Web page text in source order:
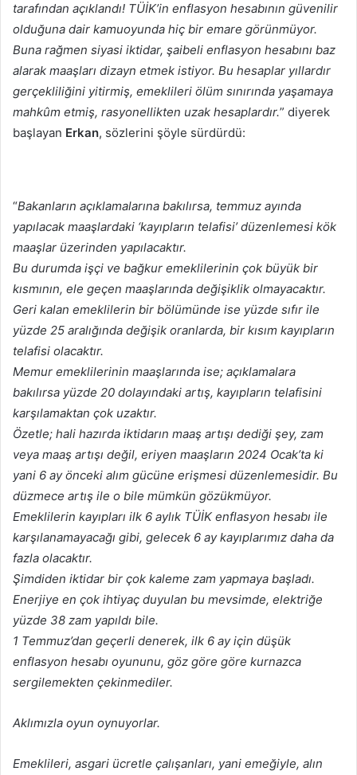
tarafından açıklandı! TÜİK’in enflasyon hesabının güvenilir
olduğuna dair kamuoyunda hiç bir emare görünmüyor.
Buna rağmen siyasi iktidar, şaibeli enflasyon hesabını baz
alarak maaşları dizayn etmek istiyor. Bu hesaplar yıllardır
gerçekliliğini yitirmiş, emeklileri ölüm sınırında yaşamaya
mahkûm etmiş, rasyonellikten uzak hesaplardır.” diyerek
başlayan Erkan, sözlerini şöyle sürdürdü:
“Bakanların açıklamalarına bakılırsa, temmuz ayında
yapılacak maaşlardaki ‘kayıpların telafisi’ düzenlemesi kök
maaşlar üzerinden yapılacaktır.
Bu durumda işçi ve bağkur emeklilerinin çok büyük bir
kısmının, ele geçen maaşlarında değişiklik olmayacaktır.
Geri kalan emeklilerin bir bölümünde ise yüzde sıfır ile
yüzde 25 aralığında değişik oranlarda, bir kısım kayıpların
telafisi olacaktır.
Memur emeklilerinin maaşlarında ise; açıklamalara
bakılırsa yüzde 20 dolayındaki artış, kayıpların telafisini
karşılamaktan çok uzaktır.
Özetle; hali hazırda iktidarın maaş artışı dediği şey, zam
veya maaş artışı değil, eriyen maaşların 2024 Ocak’ta ki
yani 6 ay önceki alım gücüne erişmesi düzenlemesidir. Bu
düzmece artış ile o bile mümkün gözükmüyor.
Emeklilerin kayıpları ilk 6 aylık TÜİK enflasyon hesabı ile
karşılanamayacağı gibi, gelecek 6 ay kayıplarımız daha da
fazla olacaktır.
Şimdiden iktidar bir çok kaleme zam yapmaya başladı.
Enerjiye en çok ihtiyaç duyulan bu mevsimde, elektriğe
yüzde 38 zam yapıldı bile.
1 Temmuz’dan geçerli denerek, ilk 6 ay için düşük
enflasyon hesabı oyununu, göz göre göre kurnazca
sergilemekten çekinmediler.
Aklımızla oyun oynuyorlar.
Emeklileri, asgari ücretle çalışanları, yani emeğiyle, alın